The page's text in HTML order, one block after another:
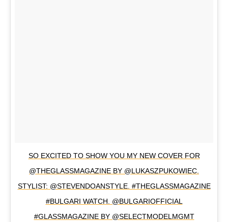
SO EXCITED TO SHOW YOU MY NEW COVER FOR
@THEGLASSMAGAZINE BY @LUKASZPUKOWIEC.
STYLIST: @STEVENDOANSTYLE. #THEGLASSMAGAZINE
#BULGARI WATCH. @BULGARIOFFICIAL
#GLASSMAGAZINE BY @SELECTMODELMGMT